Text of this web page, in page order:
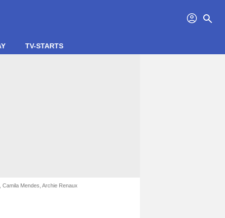
profil search
TV-STARTS
Mendes, Archie Renaux